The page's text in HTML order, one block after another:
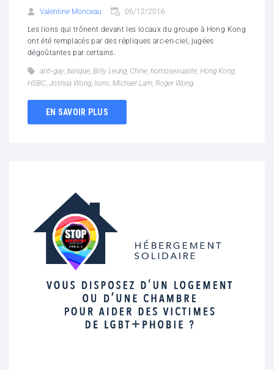
Valentine Monceau 06/12/2016
Les lions qui trônent devant les locaux du groupe à Hong Kong
ont été remplacés par des répliques arc-en-ciel, jugées
dégoûtantes par certains.
anti-gay, banque, Billy Leung, Chine, homosexualite, Hong Kong,
HSBC, Joshua Wong, lions, Michael Lam, Roger Wong
EN SAVOIR PLUS